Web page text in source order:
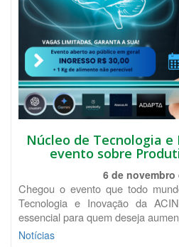
Núcleo de Tecnologia
evento sobre
6 de novembro
Chegou o evento que todo
Tecnologia e Inovação da
essencial para quem deseja
Notícias